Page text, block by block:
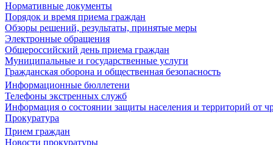
Нормативные документы
Порядок и время приема граждан
Обзоры решений, результаты, принятые меры
Электронные обращения
Общероссийский день приема граждан
Муниципальные и государственные услуги
Гражданская оборона и общественная безопасность
Информационные бюллетени
Телефоны экстренных служб
Информация о состоянии защиты населения и территорий от
Прокуратура
Прием граждан
Новости прокуратуры